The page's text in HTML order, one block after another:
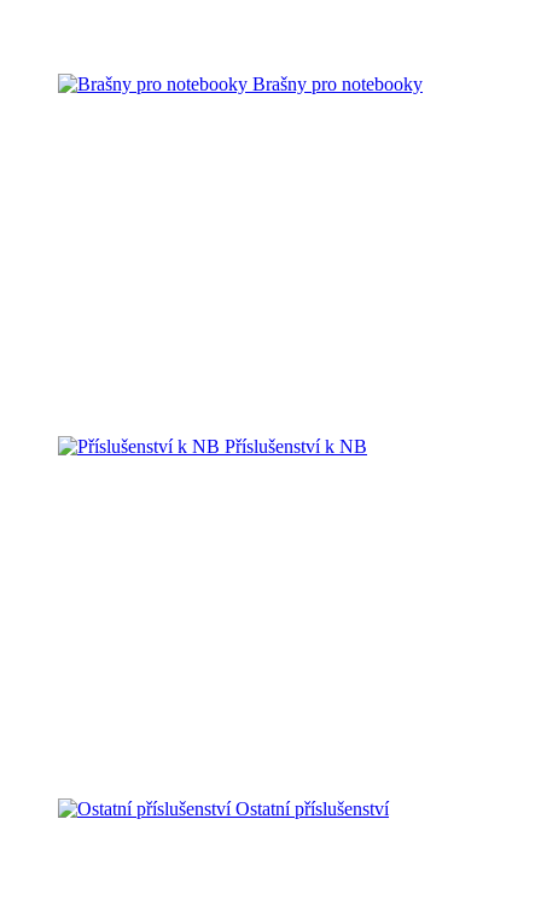
Brašny pro notebooky
Příslušenství k NB
Ostatní příslušenství